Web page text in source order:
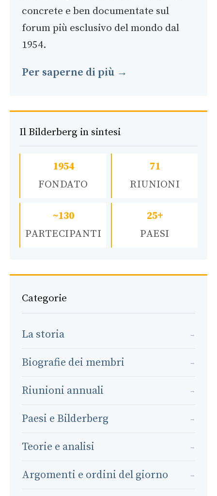
concrete e ben documentate sul
forum più esclusivo del mondo dal
1954.
Per saperne di più →
Il Bilderberg in sintesi
1954
FONDATO
71
RIUNIONI
~130
PARTECIPANTI
25+
PAESI
Categorie
La storia →
Biografie dei membri →
Riunioni annuali →
Paesi e Bilderberg →
Teorie e analisi →
Argomenti e ordini del giorno →